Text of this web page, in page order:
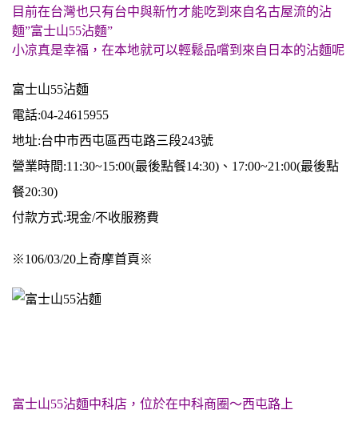
目前在台灣也只有台中與新竹才能吃到來自名古屋流的沾
麵”富士山55沾麵”
小凉真是幸福，在本地就可以輕鬆品嚐到來自日本的沾麵呢
富士山55沾麵
電話:04-24615955
地址:台中市西屯區西屯路三段243號
營業時間:11:30~15:00(最後點餐14:30)、17:00~21:00(最後點
餐20:30)
付款方式:現金/不收服務費
※106/03/20上奇摩首頁※
富士山55沾麵中科店，位於在中科商圈～西屯路上